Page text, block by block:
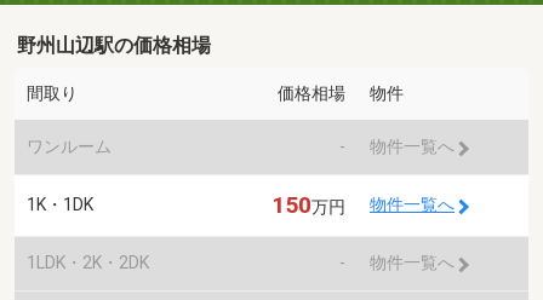
野州山辺駅の価格相場
間取り 価格相場 物件
ワンルーム - 物件一覧へ
1K・1DK 150万円 物件一覧へ
1LDK・2K・2DK - 物件一覧へ